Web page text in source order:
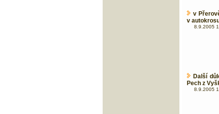
v
v
8.9.2005
Další
Pech z
8.9.2005